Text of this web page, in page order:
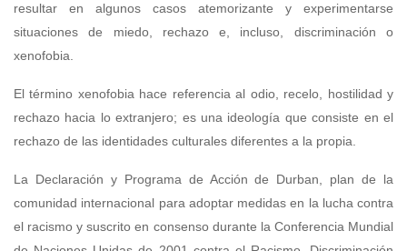
resultar en algunos casos atemorizante y experimentarse
situaciones de miedo, rechazo e, incluso, discriminación o
xenofobia.
El término xenofobia hace referencia al odio, recelo, hostilidad y
rechazo hacia lo extranjero; es una ideología que consiste en el
rechazo de las identidades culturales diferentes a la propia.
La Declaración y Programa de Acción de Durban, plan de la
comunidad internacional para adoptar medidas en la lucha contra
el racismo y suscrito en consenso durante la Conferencia Mundial